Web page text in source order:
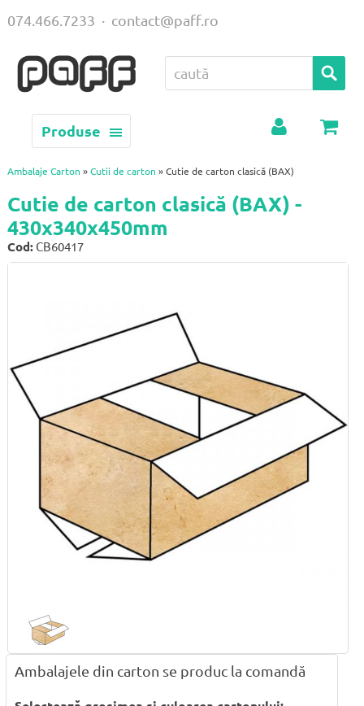
Produse
074.466.7233 · contact@paff.ro
Ambalaje Carton » Cutii de carton » Cutie de carton clasică (BAX)
Cutie de carton clasică (BAX) -
430x340x450mm
Cod: CB60417
Ambalajele din carton se produc la comandă